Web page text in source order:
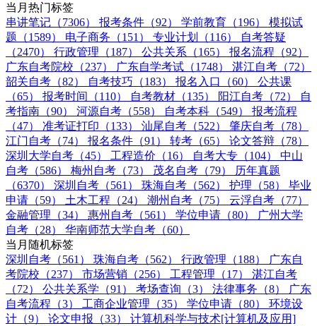
当月热门标签
串讲笔记（7306）
报考条件（92） 学前教育（196）
模拟试
题（1589）
电子商务（151） 专业计划（116）
自考答疑
（2470）
行政管理（187） 公共关系（165）
报名流程（92）
广东自考院校（237）
广东自学考试（1748）
湛江自考（72）
韶关自考（82）
自考技巧（183） 报名入口（60）
公共课
（65）
报考时间（110） 自考教材（135） 阳江自考（72）
自
考指南（90）
河源自考（558） 自考本科（549）
报考流程
（47）
准考证打印（133） 汕尾自考（522）
肇庆自考（78）
江门自考（74）
报名条件（91） 转考（65）
论文答辩（78）
深圳大学自考（45）
工程造价（16） 自考大专（104）
中山
自考（586）
梅州自考（73） 茂名自考（79）
历年真题
（6370）
深圳自考（561） 珠海自考（562） 护理（58）
毕业
申请（59）
土木工程（24） 潮州自考（75）
云浮自考（77）
金融管理（34）
惠州自考（561） 学位申请（80）
广州大学
自考（28）
华南师范大学自考（60）
当月随机标签
深圳自考（561）
珠海自考（562） 行政管理（188）
广东自
考院校（237）
市场营销（256） 工程管理（17）
湛江自考
（72）
公共关系学（91） 考场查询（3） 法律事务（8）
广东
自考流程（3）
工商企业管理（35） 学位申请（80）
环境设
计（9）
论文申报（33）
计算机科学与技术[计算机及应用]